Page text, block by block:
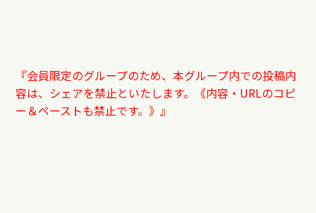
『会員限定のグループのため、本グループ内での投稿内
容は、シェアを禁止といたします。《内容・URLのコピ
ー＆ペーストも禁止です。》』